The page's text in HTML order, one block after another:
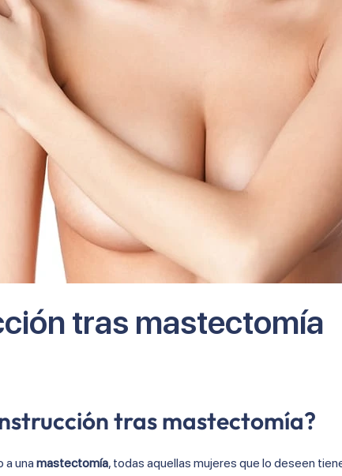
tras mastectomía
tras mastectomía?
a una mastectomía, todas aquellas mujeres que lo deseen